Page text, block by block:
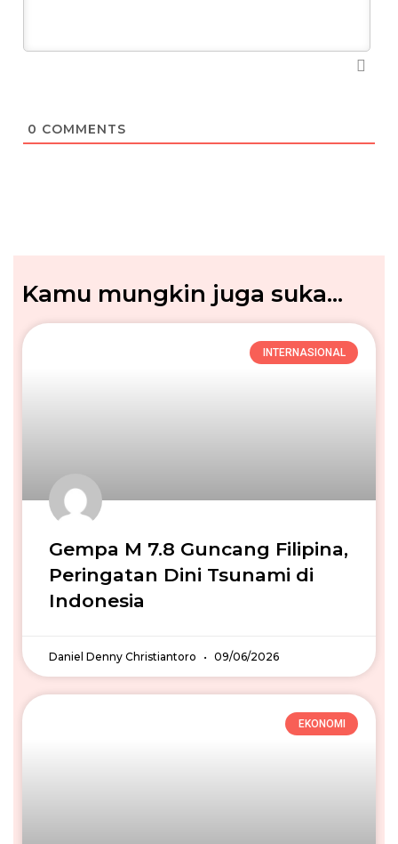
0 COMMENTS
Kamu mungkin juga suka...
INTERNASIONAL
Gempa M 7.8 Guncang Filipina,
Peringatan Dini Tsunami di
Indonesia
Daniel Denny Christiantoro 09/06/2026
EKONOMI